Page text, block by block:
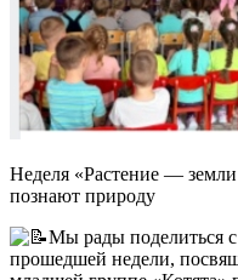
Неделя «Растение —
познают природу
Мы рады поделиться
прошедшей недели,